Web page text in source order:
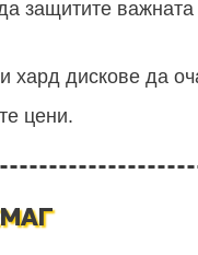
защитите
хард дискове да
цени.